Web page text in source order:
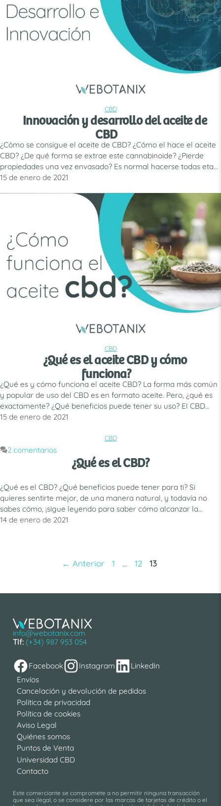
CATEGORÍAS
CBD
Innovación y desarrollo del aceite de
CBD
¿Cómo se consigue el aceite de CBD? ¿Cómo el hace el aceite
CBD? ¿De qué forma se extrae este cannabinoide? ¿Pierde
propiedades una vez envasado? Es normal hacerse todas etas
preguntas y más ante un ingrediente natural que, a veces,
acerca del CBD, ¡sigue leyendo! …
Leer más
15 de enero de 2021
CATEGORÍAS
CBD
¿Qué es el aceite CBD y cómo
funciona?
¿Qué es y cómo funciona el aceite CBD? La forma más común
y popular de uso del CBD es en formato aceite. Pero, ¿qué es
exactamente? ¿Qué beneficios puede tener su uso? El CBD
o cannabidiol, se ha hecho muy popular en los últimos tiempos.
15 de enero de 2021
CATEGORÍAS
CBD
2 comentarios
¿Qué es el CBD?
¿Qué es el CBD? ¿Qué beneficios puede tener para ti? Si
quieres sentirte mejor, de una manera natural, y todavía no
sabes cómo, ¡sigue leyendo para saber cómo alcanzar la
excelencia corporal y mental! CBD es lo mismo que
14 de enero de 2021
← Anterior Página
1 … Página
12 Página
13
info@webotanix.com
Tlf: (+34) 987 953 054
Facebook Instagram
LinkedIn
Envíos
Cancelación y devolución de pedidos
Política de privacidad
Política de cookies
Aviso Legal
Quiénes somos
Puntos de Venta
Universidad CBD
Contacto
Este comerciante se compromete a no permitir ninguna transacción
que sea ilegal, o se considere por las marcas de tarjetas de crédito o el